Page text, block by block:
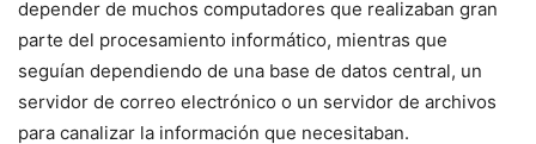
depender de muchos computadores que realizaban gran
parte del procesamiento informático, mientras que
seguían dependiendo de una base de datos central, un
servidor de correo electrónico o un servidor de archivos
para canalizar la información que necesitaban.